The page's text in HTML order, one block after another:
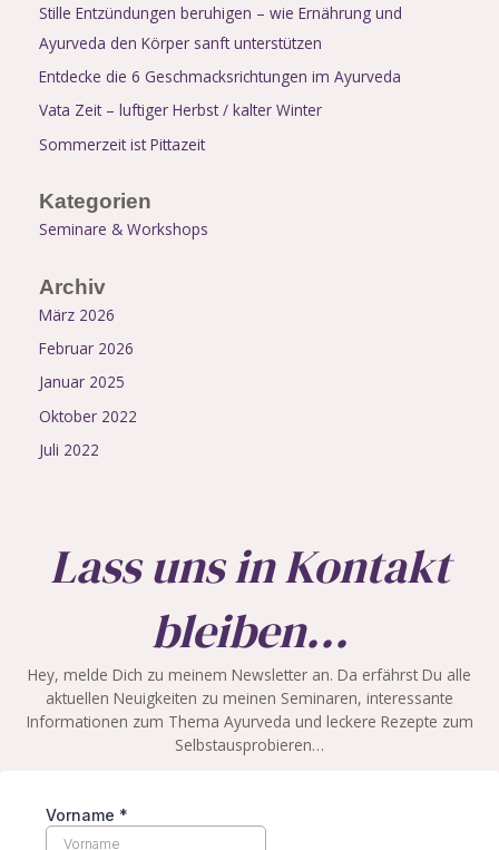
Stille Entzündungen beruhigen – wie Ernährung und
Ayurveda den Körper sanft unterstützen
Entdecke die 6 Geschmacksrichtungen im Ayurveda
Vata Zeit – luftiger Herbst / kalter Winter
Sommerzeit ist Pittazeit
Kategorien
Seminare & Workshops
Archiv
März 2026
Februar 2026
Januar 2025
Oktober 2022
Juli 2022
Lass uns in Kontakt
bleiben...
Hey, melde Dich zu meinem Newsletter an. Da erfährst Du alle
aktuellen Neuigkeiten zu meinen Seminaren, interessante
Informationen zum Thema Ayurveda und leckere Rezepte zum
Selbstausprobieren…